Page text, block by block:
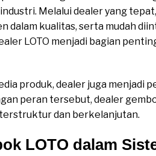
Melalui dealer yang
dalam kualitas, serta mudah
LOTO menjadi bagian
produk, dealer juga menjadi
peran tersebut, dealer
dan berkelanjutan.
LOTO dalam